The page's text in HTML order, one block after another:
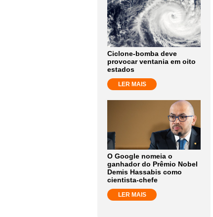
Ciclone-bomba deve
provocar ventania em oito
estados
LER MAIS
O Google nomeia o
ganhador do Prêmio Nobel
Demis Hassabis como
cientista-chefe
LER MAIS